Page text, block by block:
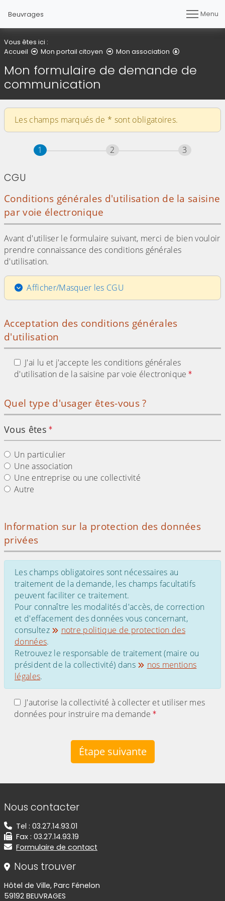
Beuvrages Menu
Vous êtes ici :
Accueil
Mon portail citoyen Mon association
Mon formulaire de demande de
communication
Les champs marqués de * sont obligatoires.
Étape
1 sur 3 Étape
2 Étape
3
CGU
Conditions générales d'utilisation de la saisine
par voie électronique
Avant d'utiliser le formulaire suivant, merci de bien vouloir
prendre connaissance des conditions générales
d'utilisation.
Afficher/Masquer les CGU
Acceptation des conditions générales
d'utilisation
J'ai lu et j'accepte les conditions générales
d'utilisation de la saisine par voie électronique
Quel type d'usager êtes-vous ?
Vous êtes
Un particulier
Une association
Une entreprise ou une collectivité
Autre
Information sur la protection des données
privées
Les champs obligatoires sont nécessaires au
traitement de la demande, les champs facultatifs
peuvent faciliter ce traitement.
Pour connaître les modalités d'accès, de correction
et d'effacement des données vous concernant,
consultez
notre politique de protection des
données.
Retrouvez le responsable de traitement (maire ou
président de la collectivité) dans
nos mentions
légales.
J'autorise la collectivité à collecter et utiliser mes
données pour instruire ma demande
Étape suivante
Informations de contact
Nous contacter
Tel : 03.27.14.93.01
Fax : 03.27.14.93.19
Formulaire de contact
Nous trouver
Hôtel de Ville, Parc Fénelon
59192 BEUVRAGES